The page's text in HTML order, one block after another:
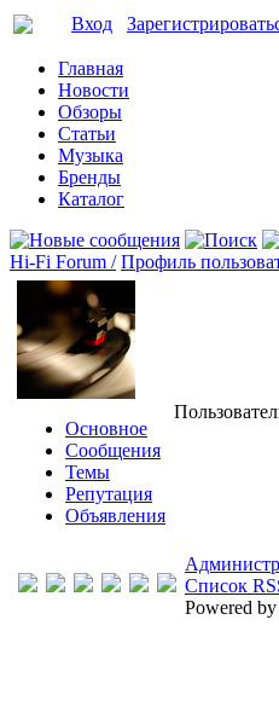
Вход
Главная
Новости
Обзоры
Статьи
Музыка
Бренды
Каталог
Hi-Fi Forum / Профиль
Основное
Сообщения
Темы
Репутация
Объявления
Список
Powered by